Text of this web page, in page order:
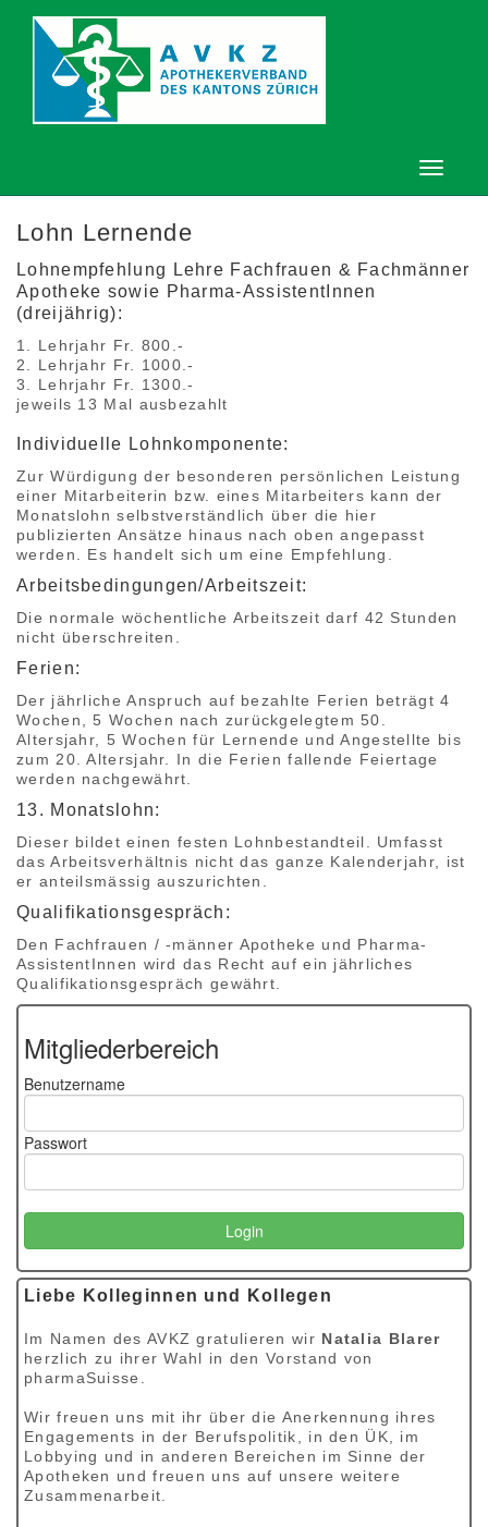
Lohn Lernende
Lohnempfehlung Lehre Fachfrauen & Fachmänner
Apotheke sowie Pharma-AssistentInnen
(dreijährig):
1. Lehrjahr Fr. 800.-
2. Lehrjahr Fr. 1000.-
3. Lehrjahr Fr. 1300.-
jeweils 13 Mal ausbezahlt
Individuelle Lohnkomponente:
Zur Würdigung der besonderen persönlichen Leistung
einer Mitarbeiterin bzw. eines Mitarbeiters kann der
Monatslohn selbstverständlich über die hier
publizierten Ansätze hinaus nach oben angepasst
werden. Es handelt sich um eine Empfehlung.
Arbeitsbedingungen/Arbeitszeit:
Die normale wöchentliche Arbeitszeit darf 42 Stunden
nicht überschreiten.
Ferien:
Der jährliche Anspruch auf bezahlte Ferien beträgt 4
Wochen, 5 Wochen nach zurückgelegtem 50.
Altersjahr, 5 Wochen für Lernende und Angestellte bis
zum 20. Altersjahr. In die Ferien fallende Feiertage
werden nachgewährt.
13. Monatslohn:
Dieser bildet einen festen Lohnbestandteil. Umfasst
das Arbeitsverhältnis nicht das ganze Kalenderjahr, ist
er anteilsmässig auszurichten.
Qualifikationsgespräch:
Den Fachfrauen / -männer Apotheke und Pharma-
AssistentInnen wird das Recht auf ein jährliches
Qualifikationsgespräch gewährt.
Mitgliederbereich
Benutzername
Passwort
Liebe Kolleginnen und Kollegen
Im Namen des AVKZ gratulieren wir Natalia Blarer
herzlich zu ihrer Wahl in den Vorstand von
pharmaSuisse.
Wir freuen uns mit ihr über die Anerkennung ihres
Engagements in der Berufspolitik, in den ÜK, im
Lobbying und in anderen Bereichen im Sinne der
Apotheken und freuen uns auf unsere weitere
Zusammenarbeit.